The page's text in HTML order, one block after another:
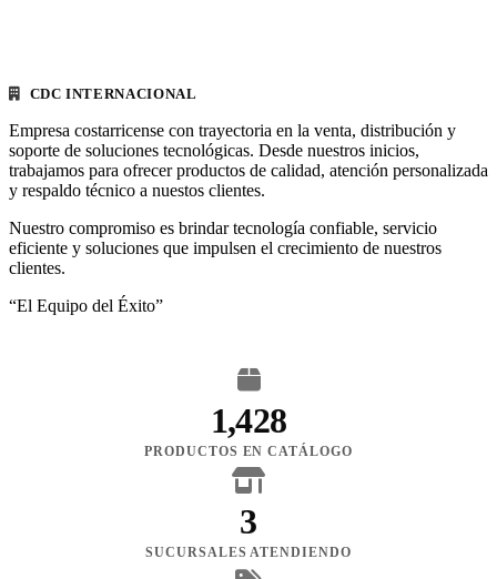
CDC INTERNACIONAL
Empresa costarricense con trayectoria en la venta, distribución y
soporte de soluciones tecnológicas. Desde nuestros inicios,
trabajamos para ofrecer productos de calidad, atención personalizada
y respaldo técnico a nuestos clientes.
Nuestro compromiso es brindar tecnología confiable, servicio
eficiente y soluciones que impulsen el crecimiento de nuestros
clientes.
“El Equipo del Éxito”
1,428
PRODUCTOS EN CATÁLOGO
3
SUCURSALES ATENDIENDO